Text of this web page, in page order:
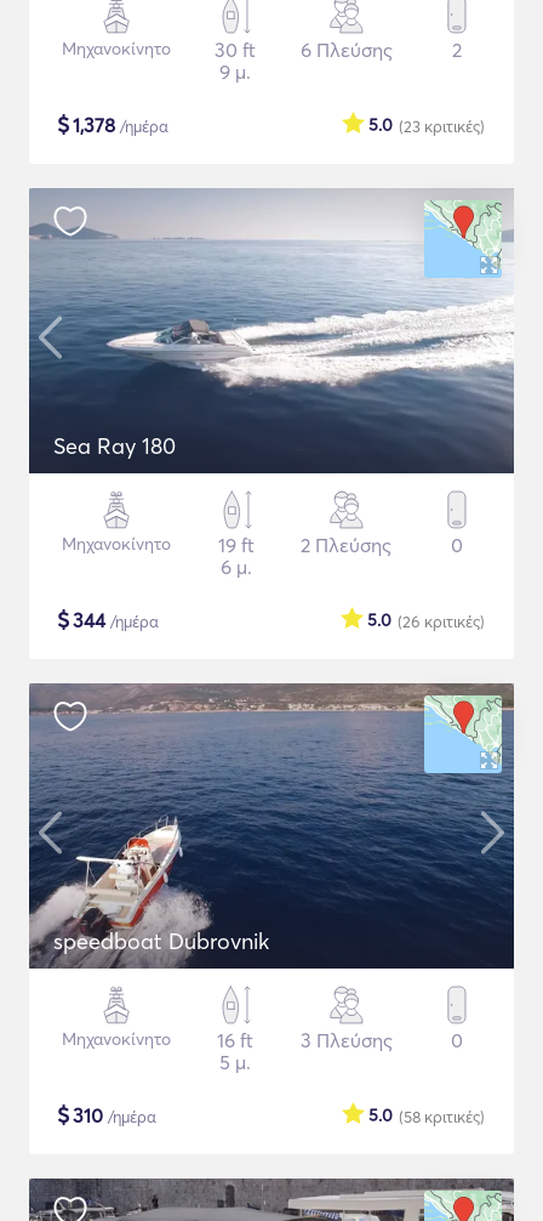
Μηχανοκίνητο
30 ft
9 μ.
6 Πλεύσης 2
$1,378 /ημέρα (23 κριτικές)
5.0
Sea Ray 180
Μηχανοκίνητο
19 ft
6 μ.
2 Πλεύσης 0
$344/ημέρα (26 κριτικές)
5.0
speedboat Dubrovnik
Μηχανοκίνητο
16 ft
5 μ.
3 Πλεύσης 0
$310 /ημέρα (58 κριτικές)
5.0